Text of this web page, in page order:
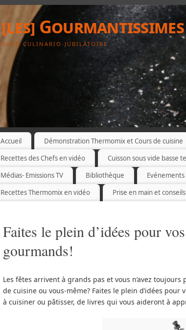
[les] Gourmantissimes
BLOG CULINARIO-JUBILATOIRE
Accueil Démonstration Thermomix et Cours de cuisine
Recettes des Chefs en vidéo
Cuisson sous vide basse
Médias- Emissions TV
Bibliothèque Evénements
Recettes Thermomix en vidéo
Prise en main et
Faites le plein d’idées pour
gourmands!
Les fêtes arrivent à grands pas et vous n’avez
de cuisine ou vous-même? Faites le plein d’idées
à cuisiner ou pâtisser, de livres qui vous aideront à